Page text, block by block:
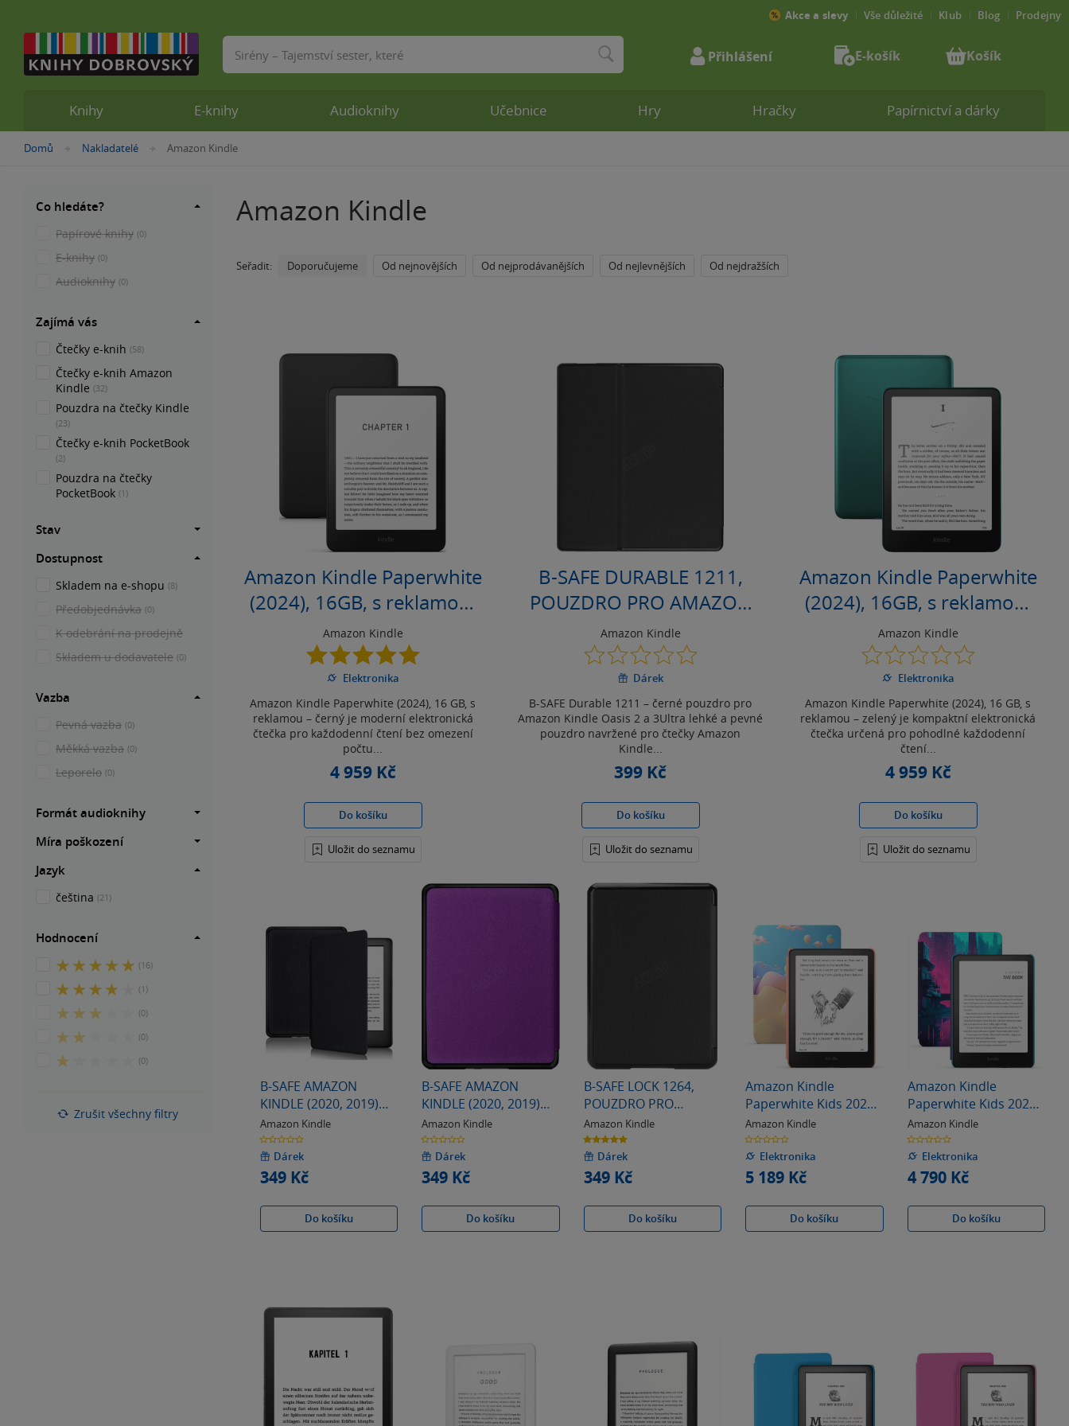
Nacházíte
Domů »
Nakladatelé »Amazon Kindle
Amazon Kindle
Seřadit: Doporučujeme Od nejnovějších Od nejprodávanějších Od nejlevnějších Od nejdražších
Amazon Kindle Paperwhite
(2024), 16GB, s reklamou,
černý
Amazon Kindle
5.0
z
5
Elektronika
Amazon Kindle Paperwhite (2024), 16 GB, s
reklamou – černý je moderní elektronická
čtečka pro každodenní čtení bez omezení
počtu...
4 959 Kč
Do košíku
Uložit do seznamu
B-SAFE DURABLE 1211,
POUZDRO PRO AMAZON
KINDLE OASIS 3, ČERNÉ
Amazon Kindle
0.0
z
5
Dárek
B-SAFE Durable 1211 – černé pouzdro pro
Amazon Kindle Oasis 2 a 3Ultra lehké a pevné
pouzdro navržené pro čtečky Amazon
Kindle...
399 Kč
Do košíku
Uložit do seznamu
Amazon Kindle Paperwhite
(2024), 16GB, s reklamou,
zelený
Amazon Kindle
0.0
z
5
Elektronika
Amazon Kindle Paperwhite (2024), 16 GB, s
reklamou – zelený je kompaktní elektronická
čtečka určená pro pohodlné každodenní
čtení...
4 959 Kč
Do košíku
Uložit do seznamu
B-SAFE AMAZON
KINDLE (2020, 2019)
LOCK 1283, ČERNÉ
POUZDRO
Amazon Kindle
0.0
z
5
hvězdiček
Dárek
349 Kč
Do košíku
B-SAFE AMAZON
KINDLE (2020, 2019)
LOCK 1287, FIALOVÉ
POUZDRO
Amazon Kindle
0.0
z
5
hvězdiček
Dárek
349 Kč
Do košíku
B-SAFE LOCK 1264,
POUZDRO PRO
AMAZON KINDLE
PAPERWHITE 4, ČERNÉ
Amazon Kindle
5.0
z
5
hvězdiček
Dárek
349 Kč
Do košíku
Amazon Kindle
Paperwhite Kids 2024,
16GB , Starfish
Amazon Kindle
0.0
z
5
hvězdiček
Elektronika
5 189 Kč
Do košíku
Amazon Kindle
Paperwhite Kids 2024,
16GB + pouzdro Cyber
City
Amazon Kindle
0.0
z
5
hvězdiček
Elektronika
4 790 Kč
Do košíku
Co hledáte?
Papírové knihy (0)
E-knihy (0)
Audioknihy (0)
Zajímá vás
Čtečky e-knih (58)
Čtečky e-knih Amazon
Kindle (32)
Pouzdra na čtečky Kindle
(23)
Čtečky e-knih PocketBook
(2)
Pouzdra na čtečky
PocketBook (1)
Stav
Dostupnost
Skladem na e-shopu (8)
Předobjednávka (0)
K odebrání na prodejně
Skladem u dodavatele (0)
Vazba
Pevná vazba (0)
Měkká vazba (0)
Leporelo (0)
Formát audioknihy
Míra poškození
Jazyk
čeština (21)
Hodnocení
5
5
hvězdiček
(16)
4
5
hvězdiček
(1)
3
5
hvězdiček
(0)
2
5
(0)
1
(0)
Zrušit všechny filtry
Knihy E-knihy Audioknihy Učebnice Hry Hračky Papírnictví a dárky
Akce a slevy Vše důležité Klub Blog Prodejny
Vyhledávání Přihlášení E-košík Košík